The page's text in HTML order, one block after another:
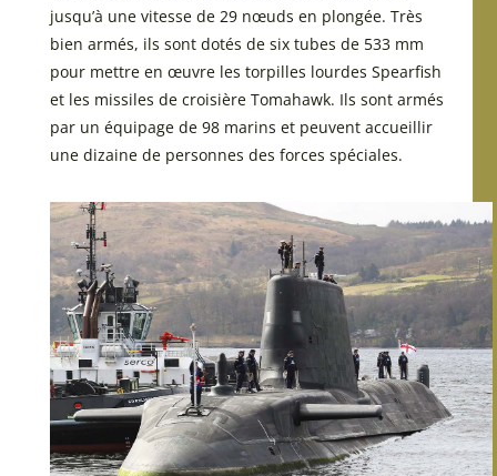
jusqu’à une vitesse de 29 nœuds en plongée. Très
bien armés, ils sont dotés de six tubes de 533 mm
pour mettre en œuvre les torpilles lourdes Spearfish
et les missiles de croisière Tomahawk. Ils sont armés
par un équipage de 98 marins et peuvent accueillir
une dizaine de personnes des forces spéciales.